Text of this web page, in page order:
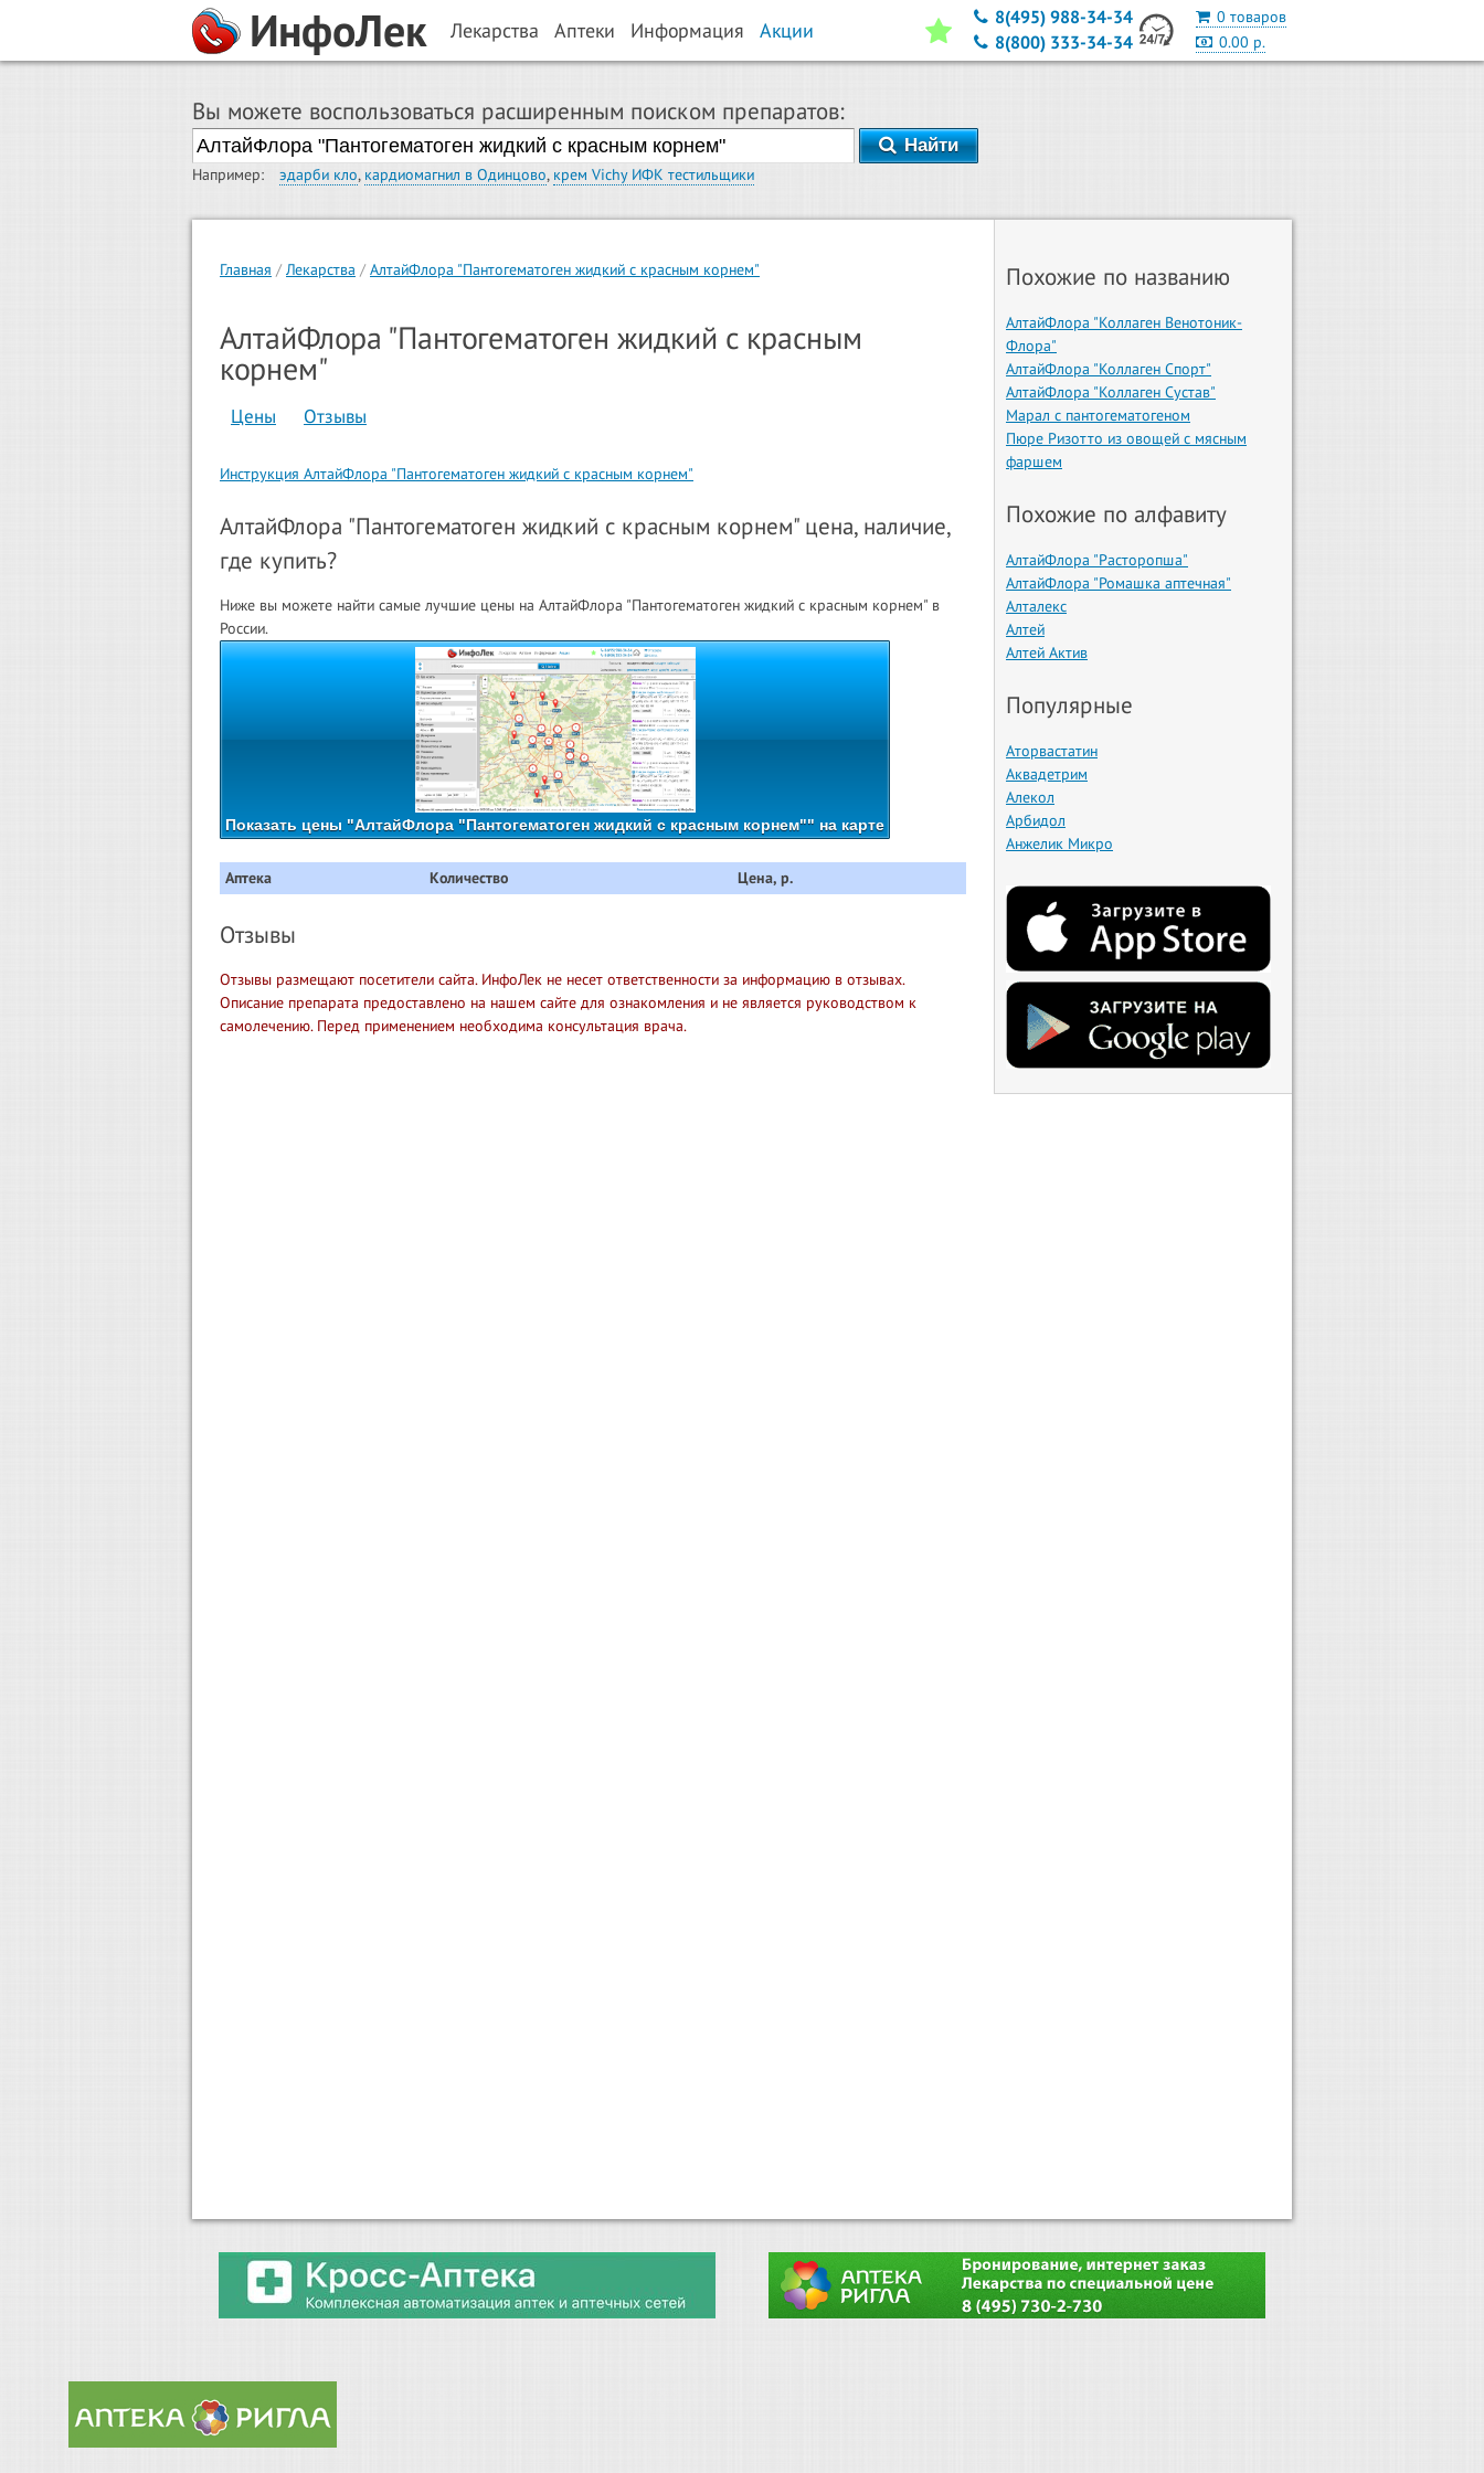
ИнфоЛек Лекарства Аптеки Информация Акции
0 товаров
0.00 р.
8(495) 988-34-34
8(800) 333-34-34
Вы можете воспользоваться расширенным поиском препаратов:
Найти
Например: эдарби кло, кардиомагнил в Одинцово, крем Vichy ИФК тестильщики
Главная Лекарства АлтайФлора "Пантогематоген жидкий с красным корнем"
АлтайФлора "Пантогематоген жидкий с красным
корнем"
Цены Отзывы
Инструкция АлтайФлора "Пантогематоген жидкий с красным корнем"
АлтайФлора "Пантогематоген жидкий с красным корнем" цена, наличие,
где купить?
Ниже вы можете найти самые лучшие цены на АлтайФлора "Пантогематоген жидкий с красным корнем" в
России.
Показать цены "АлтайФлора "Пантогематоген жидкий с красным корнем"" на карте
Аптека Количество Цена, р.
Отзывы
Отзывы размещают посетители сайта. ИнфоЛек не несет ответственности за информацию в отзывах.
Описание препарата предоставлено на нашем сайте для ознакомления и не является руководством к
самолечению. Перед применением необходима консультация врача.
Похожие по названию
АлтайФлора "Коллаген Венотоник-
Флора"
АлтайФлора "Коллаген Спорт"
АлтайФлора "Коллаген Сустав"
Марал с пантогематогеном
Пюре Ризотто из овощей с мясным
фаршем
Похожие по алфавиту
АлтайФлора "Расторопша"
АлтайФлора "Ромашка аптечная"
Алталекс
Алтей
Алтей Актив
Популярные
Аторвастатин
Аквадетрим
Алекол
Арбидол
Анжелик Микро